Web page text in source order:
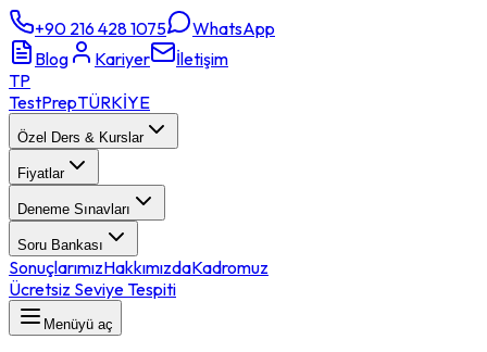
+90 216 428 1075
WhatsApp
Blog
Kariyer
İletişim
TP
TestPrepTÜRKİYE
Özel Ders & Kurslar
Fiyatlar
Deneme Sınavları
Soru Bankası
SonuçlarımızHakkımızdaKadromuz
Ücretsiz Seviye Tespiti
Menüyü aç